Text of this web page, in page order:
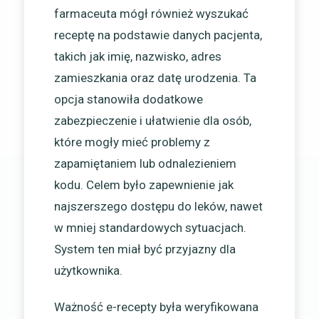
farmaceuta mógł również wyszukać
receptę na podstawie danych pacjenta,
takich jak imię, nazwisko, adres
zamieszkania oraz datę urodzenia. Ta
opcja stanowiła dodatkowe
zabezpieczenie i ułatwienie dla osób,
które mogły mieć problemy z
zapamiętaniem lub odnalezieniem
kodu. Celem było zapewnienie jak
najszerszego dostępu do leków, nawet
w mniej standardowych sytuacjach.
System ten miał być przyjazny dla
użytkownika.
Ważność e-recepty była weryfikowana